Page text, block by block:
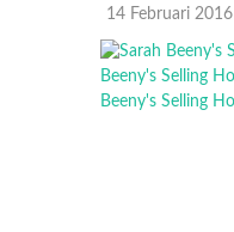
14 Februari 2016